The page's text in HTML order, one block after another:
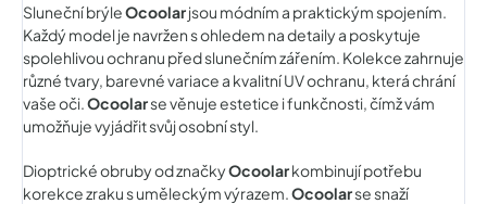
Sluneční brýleOcoolarjsou módním a praktickým spojením.
Každý model je navržen s ohledem na detaily a poskytuje
spolehlivou ochranu před slunečním zářením. Kolekce zahrnuje
různé tvary, barevné variace a kvalitní UV ochranu, která chrání
vaše oči.Ocoolarse věnuje estetice i funkčnosti, čímž vám
umožňuje vyjádřit svůj osobní styl.
Dioptrické obruby od značkyOcoolarkombinují potřebu
korekce zraku s uměleckým výrazem.Ocoolarse snaží